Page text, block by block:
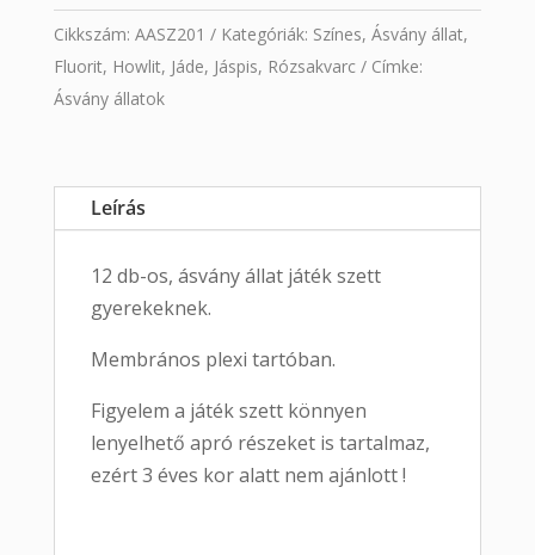
Cikkszám: AASZ201 Kategóriák: Színes, Ásvány állat,
Fluorit, Howlit, Jáde, Jáspis, Rózsakvarc
Címke:
Ásvány állatok
Leírás
12 db-os, ásvány állat játék szett
gyerekeknek.
Membrános plexi tartóban.
Figyelem a játék szett könnyen
lenyelhető apró részeket is tartalmaz,
ezért 3 éves kor alatt nem ajánlott !